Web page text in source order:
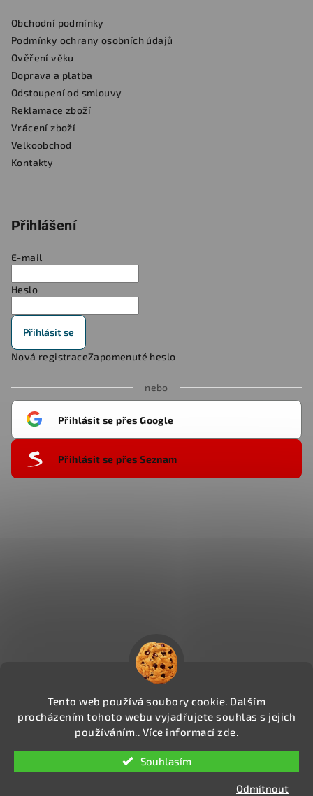
Tento web používá soubory cookie. Dalším
procházením tohoto webu vyjadřujete souhlas s jejich
používáním.. Více informací zde.
Souhlasím
Odmítnout
Obchodní podmínky
Podmínky ochrany osobních údajů
Ověření věku
Doprava a platba
Odstoupení od smlouvy
Reklamace zboží
Vrácení zboží
Velkoobchod
Kontakty
Přihlášení
E-mail
Heslo
Přihlásit se
Nová registraceZapomenuté heslo
nebo
Přihlásit se přes Google
Přihlásit se přes Seznam
CIGAREXPERTS.CZ
vyhrazena.Upravit nastavení cookies